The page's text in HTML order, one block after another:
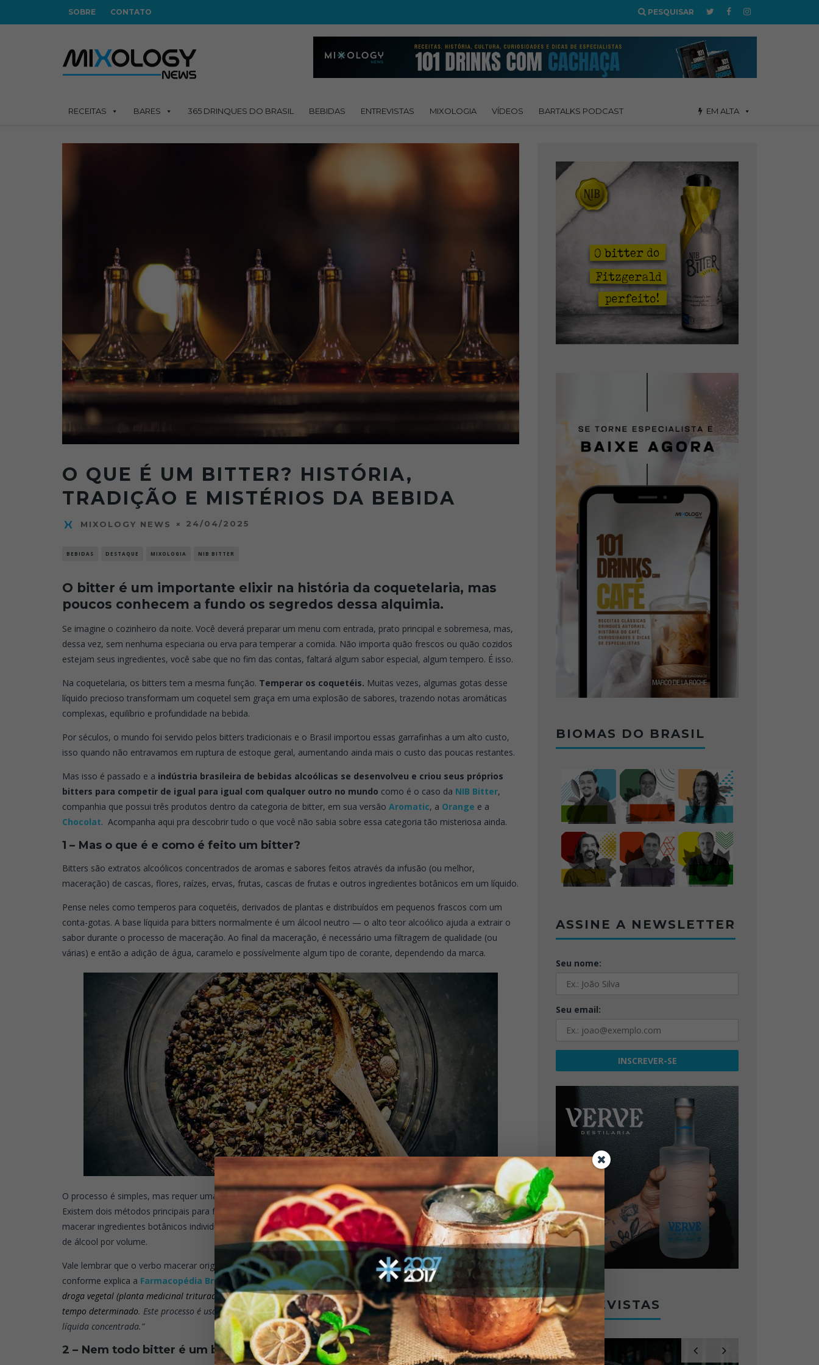
SOBRE CONTATO PESQUISAR
RECEITAS BARES 365 DRINQUES DO BRASIL BEBIDAS ENTREVISTAS MIXOLOGIA VÍDEOS BARTALKS PODCAST EM ALTA
O QUE É UM BITTER? HISTÓRIA,
TRADIÇÃO E MISTÉRIOS DA BEBIDA
MIXOLOGY NEWS 24/04/2025
BEBIDAS DESTAQUE MIXOLOGIA NIB BITTER
O bitter é um importante elixir na história da coquetelaria, mas
poucos conhecem a fundo os segredos dessa alquimia.
Se imagine o cozinheiro da noite. Você deverá preparar um menu com entrada, prato principal e sobremesa, mas,
dessa vez, sem nenhuma especiaria ou erva para temperar a comida. Não importa quão frescos ou quão cozidos
estejam seus ingredientes, você sabe que no fim das contas, faltará algum sabor especial, algum tempero. É isso.
Na coquetelaria, os bitters tem a mesma função. Temperar os coquetéis. Muitas vezes, algumas gotas desse
líquido precioso transformam um coquetel sem graça em uma explosão de sabores, trazendo notas aromáticas
complexas, equilíbrio e profundidade na bebida.
Por séculos, o mundo foi servido pelos bitters tradicionais e o Brasil importou essas garrafinhas a um alto custo,
isso quando não entravamos em ruptura de estoque geral, aumentando ainda mais o custo das poucas restantes.
Mas isso é passado e a indústria brasileira de bebidas alcoólicas se desenvolveu e criou seus próprios
bitters para competir de igual para igual com qualquer outro no mundo como é o caso da NIB Bitter,
companhia que possui três produtos dentro da categoria de bitter, em sua versão Aromatic, a Orange e a
Chocolat. Acompanha aqui pra descobrir tudo o que você não sabia sobre essa categoria tão misteriosa ainda.
1 – Mas o que é e como é feito um bitter?
Bitters são extratos alcoólicos concentrados de aromas e sabores feitos através da infusão (ou melhor,
maceração) de cascas, flores, raízes, ervas, frutas, cascas de frutas e outros ingredientes botânicos em um líquido.
Pense neles como temperos para coquetéis, derivados de plantas e distribuídos em pequenos frascos com um
conta-gotas. A base líquida para bitters normalmente é um álcool neutro — o alto teor alcoólico ajuda a extrair o
sabor durante o processo de maceração. Ao final da maceração, é necessário uma filtragem de qualidade (ou
várias) e então a adição de água, caramelo e possívelmente algum tipo de corante, dependendo da marca.
O processo é simples, mas requer uma grande experiência no domínio dos botânicos e principal, leva tempo.
Existem dois métodos principais para fazer bitters: macerar uma mistura de ingredientes botânicos em álcool ou
macerar ingredientes botânicos individuais e depois misturar os extratos. Os bitters podem conter de 20% a 50%
de álcool por volume.
Vale lembrar que o verbo macerar originalmente não tem nada a ver com “macerar limão para caipirinha” e sim
conforme explica a Farmacopédia Brasileira :“macerar é um processo extrativo que envolvea imersão de uma
droga vegetal (planta medicinal triturada, rasurada ou pulverizada) em um solvente apropriado por um período de
tempo determinado. Este processo é usado para extrair os princípios ativos da planta, resultando numa preparação
líquida concentrada.”
2 – Nem todo bitter é um bitter, mas todo bitter é um bitter.
BIOMAS DO BRASIL
ASSINE A NEWSLETTER
Seu nome:
Seu email:
ENTREVISTAS